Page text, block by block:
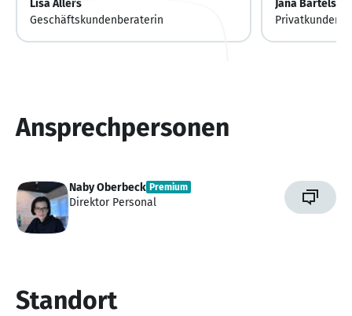
Lisa Allers
Geschäftskundenberaterin
Jana Bartels
Ansprechpersonen
Naby Oberbeck Premium
Direktor Personal
Standort